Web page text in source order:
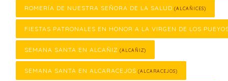
ROMERÍA DE NUESTRA SEÑORA DE LA SALUD (ALCAÑICES)
FIESTAS PATRONALES EN HONOR A LA VIRGEN DE LOS
SEMANA SANTA EN ALCAÑIZ (ALCAÑIZ)
SEMANA SANTA EN ALCARACEJOS (ALCARACEJOS)